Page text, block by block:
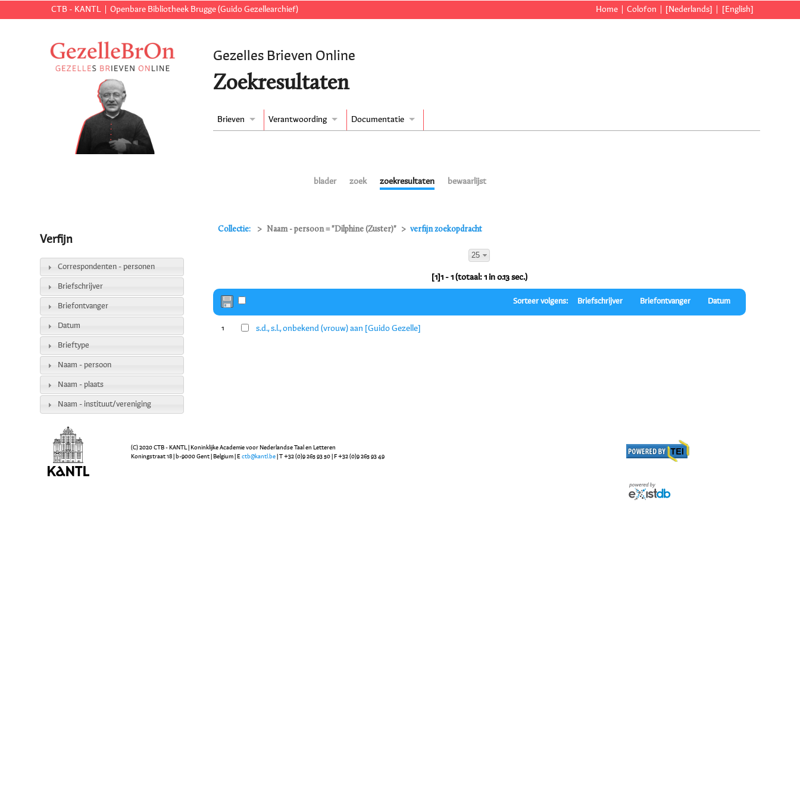
CTB - KANTL Openbare Bibliotheek Brugge (Guido Gezellearchief) Home Colofon [Nederlands] [English]
Gezelles Brieven Online
Zoekresultaten
Brieven Verantwoording Documentatie
blader zoek zoekresultaten bewaarlijst
Collectie: Naam - persoon = "Dilphine (Zuster)" verfijn zoekopdracht
25
[1]1 - 1 (totaal: 1 in 0.13 sec.)
Sorteer volgens: Briefschrijver Briefontvanger Datum
1 s.d., s.l., onbekend (vrouw) aan [Guido Gezelle]
Verfijn
Correspondenten - personen
Briefschrijver
Briefontvanger
Datum
Brieftype
Naam - persoon
Naam - plaats
Naam - instituut/vereniging
(C) 2020 CTB - KANTL | Koninklijke Academie voor Nederlandse Taal en Letteren
Koningstraat 18 | b-9000 Gent | Belgium | Ectb@kantl.be | T +32 (0)9 265 93 50 | F +32 (0)9 265 93 49